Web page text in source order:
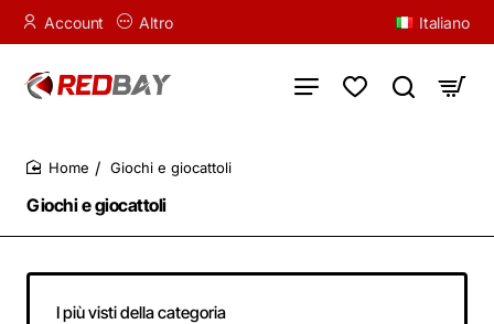
Account Altro Italiano
Giochi e giocattoli
Giochi e giocattoli
I più visti della categoria